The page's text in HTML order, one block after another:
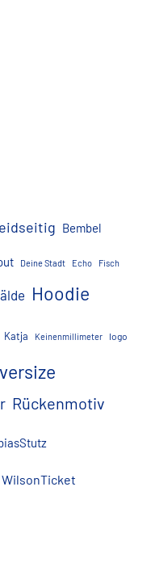
Bembel
Deine Stadt Echo Fisch
Hoodie
Katja Keinenmillimeter logo
Rückenmotiv
WilsonTicket